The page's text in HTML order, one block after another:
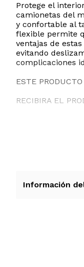
Protege el
camionetas del
y confortable al
flexible permite
ventajas de
evitando
complicaciones
ESTE
RECIBIRA EL
Información